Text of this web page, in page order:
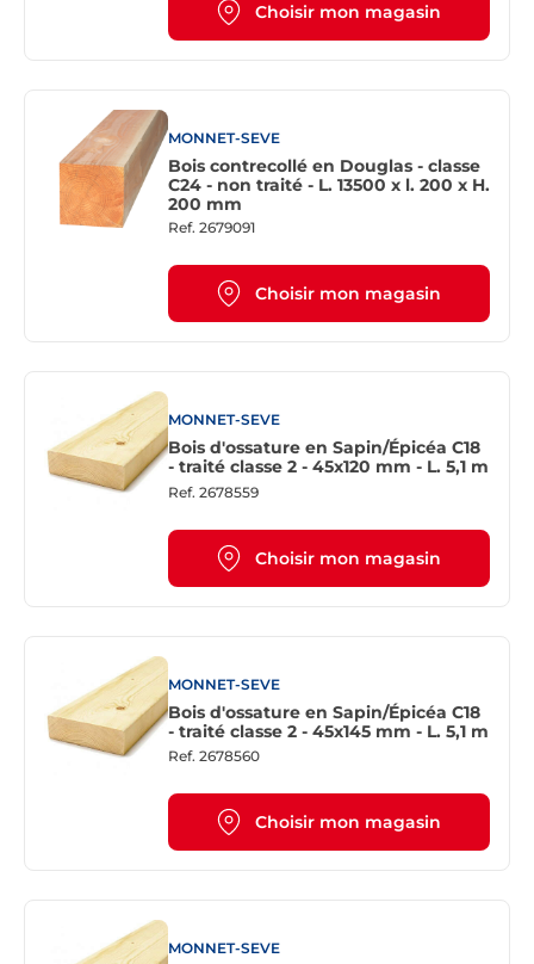
Choisir mon magasin
MONNET-SEVE
Bois contrecollé en Douglas - classe
C24 - non traité - L. 13500 x l. 200 x H.
200 mm
Ref. 2679091
Choisir mon magasin
MONNET-SEVE
Bois d'ossature en Sapin/Épicéa C18
- traité classe 2 - 45x120 mm - L. 5,1 m
Ref. 2678559
Choisir mon magasin
MONNET-SEVE
Bois d'ossature en Sapin/Épicéa C18
- traité classe 2 - 45x145 mm - L. 5,1 m
Ref. 2678560
Choisir mon magasin
MONNET-SEVE